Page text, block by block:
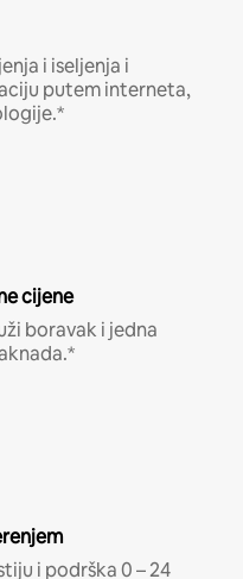
i iseljenja i
putem interneta,
cijene
boravak i jedna
i podrška 0 – 24